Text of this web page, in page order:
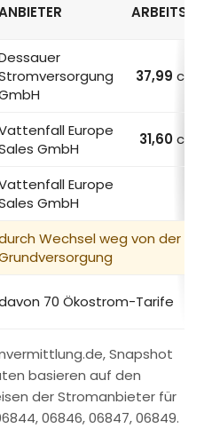
Tarif-Kategorie
37,99 ct/
Europe
GmbH
31,60ct/
Europe
GmbH
Wechsel weg von der
70 Ökostrom-Tarife
Snapshot
basieren auf den
der Stromanbieter für
06846, 06847, 06849.